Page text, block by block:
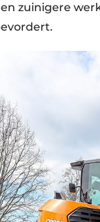
zuinigere